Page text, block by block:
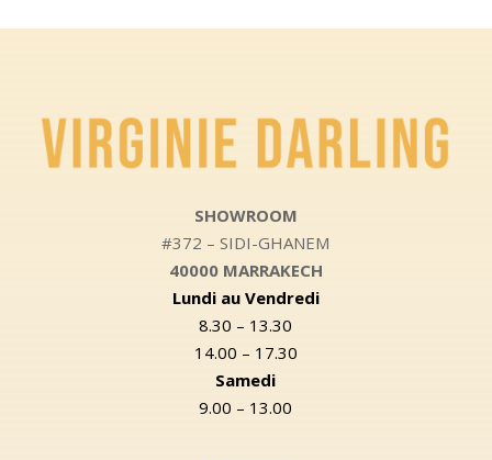
SHOWROOM
#372 – SIDI-GHANEM
40000 MARRAKECH
Lundi au Vendredi
8.30 – 13.30
14.00 – 17.30
Samedi
9.00 – 13.00